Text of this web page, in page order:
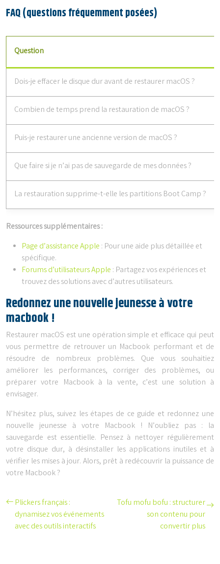
FAQ (questions fréquemment posées)
Question
Dois-je effacer le disque dur avant de restaurer macOS ?
Combien de temps prend la restauration de macOS ?
Puis-je restaurer une ancienne version de macOS ?
Que faire si je n’ai pas de sauvegarde de mes données ?
La restauration supprime-t-elle les partitions Boot Camp ?
Ressources supplémentaires :
Page d’assistance Apple : Pour une aide plus détaillée et
spécifique.
Forums d’utilisateurs Apple : Partagez vos expériences et
trouvez des solutions avec d’autres utilisateurs.
Redonnez une nouvelle jeunesse à votre
macbook !
Restaurer macOS est une opération simple et efficace qui peut
vous permettre de retrouver un Macbook performant et de
résoudre de nombreux problèmes. Que vous souhaitiez
améliorer les performances, corriger des problèmes, ou
préparer votre Macbook à la vente, c’est une solution à
envisager.
N’hésitez plus, suivez les étapes de ce guide et redonnez une
nouvelle jeunesse à votre Macbook ! N’oubliez pas : la
sauvegarde est essentielle. Pensez à nettoyer régulièrement
votre disque dur, à désinstaller les applications inutiles et à
vérifier les mises à jour. Alors, prêt à redécouvrir la puissance de
votre Macbook ?
Plickers français :
dynamisez vos événements
avec des outils interactifs
Tofu mofu bofu : structurer
son contenu pour
convertir plus